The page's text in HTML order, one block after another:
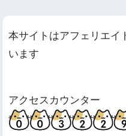
本サイトはアフェリエイ
います
アクセスカウンター